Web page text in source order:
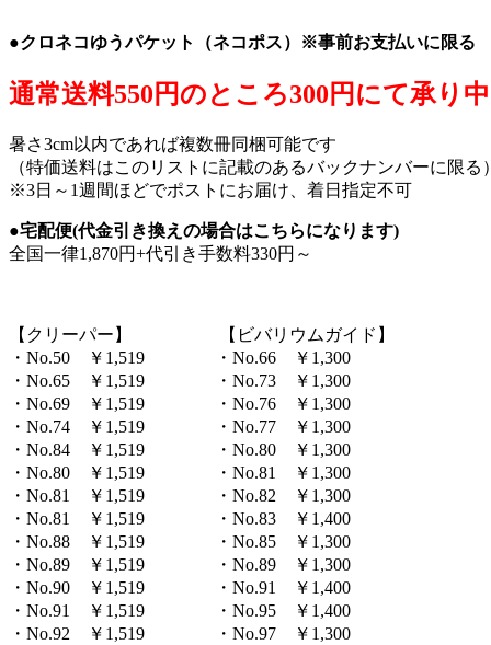
●クロネコゆうパケット（ネコポス）※事前お支払いに限る
通常送料550円のところ300円にて承り中
暑さ3cm以内であれば複数冊同梱可能です
（特価送料はこのリストに記載のあるバックナンバーに限る）
※3日～1週間ほどでポストにお届け、着日指定不可
●宅配便(代金引き換えの場合はこちらになります)
全国一律1,870円+代引き手数料330円～
【クリーパー】 【ビバリウムガイド】
・No.50 ￥1,519 ・No.66 ￥1,300
・No.65 ￥1,519 ・No.73 ￥1,300
・No.69 ￥1,519 ・No.76 ￥1,300
・No.74 ￥1,519 ・No.77 ￥1,300
・No.84 ￥1,519 ・No.80 ￥1,300
・No.80 ￥1,519 ・No.81 ￥1,300
・No.81 ￥1,519 ・No.82 ￥1,300
・No.81 ￥1,519 ・No.83 ￥1,400
・No.88 ￥1,519 ・No.85 ￥1,300
・No.89 ￥1,519 ・No.89 ￥1,300
・No.90 ￥1,519 ・No.91 ￥1,400
・No.91 ￥1,519 ・No.95 ￥1,400
・No.92 ￥1,519 ・No.97 ￥1,300